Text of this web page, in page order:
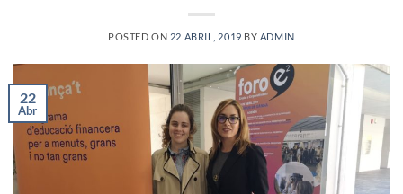
POSTED ON 22 ABRIL, 2019 BY ADMIN
22
Abr